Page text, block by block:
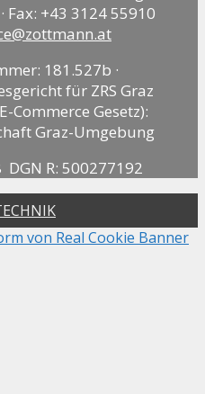
Fax: +43 3124 55910
181.527b ·
für ZRS Graz
Commerce Gesetz):
Graz-Umgebung
R: 500277192
von Real Cookie Banner